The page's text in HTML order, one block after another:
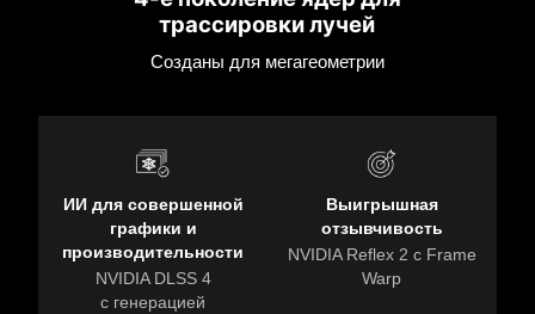
трассировки лучей
Созданы для мегагеометрии
ИИ для совершенной
графики и
производительности
NVIDIA DLSS 4
с генерацией
Выигрышная
отзывчивость
NVIDIA Reflex 2 с Frame
Warp